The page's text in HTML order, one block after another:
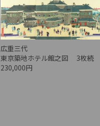
広重三代
東京築地ホテル館之図 3枚続
230,000円